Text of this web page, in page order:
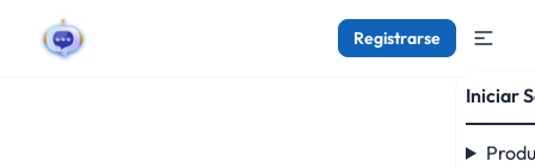
Registrarse
Iniciar